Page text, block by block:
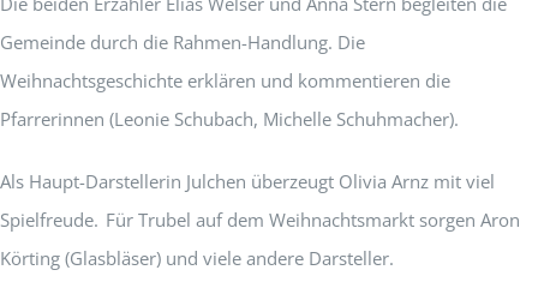
Gemeinde durch die Rahmen-Handlung. Die
Weihnachtsgeschichte erklären und kommentieren die
Pfarrerinnen (Leonie Schubach, Michelle Schuhmacher).
Als Haupt-Darstellerin Julchen überzeugt Olivia Arnz mit viel
Spielfreude. Für Trubel auf dem Weihnachtsmarkt sorgen Aron
Körting (Glasbläser) und viele andere Darsteller.